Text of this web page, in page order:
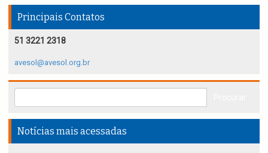
Principais Contatos
51 3221 2318
avesol@avesol.org.br
Notícias mais acessadas